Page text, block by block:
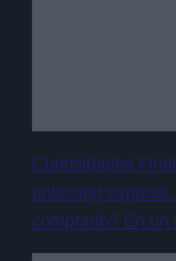
Curiosidades
unboxing
comprarlo? En un